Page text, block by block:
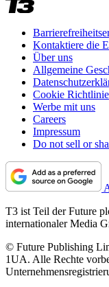
Kontaktiere die
Über uns
Allgemeine
Cookie Richtlinie
Werbe mit uns
Careers
Impressum
Do not sell or
T3 ist Teil der Future
internationaler Media
© Future Publishing
1UA. Alle Rechte